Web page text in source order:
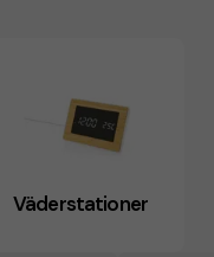
Väderstationer